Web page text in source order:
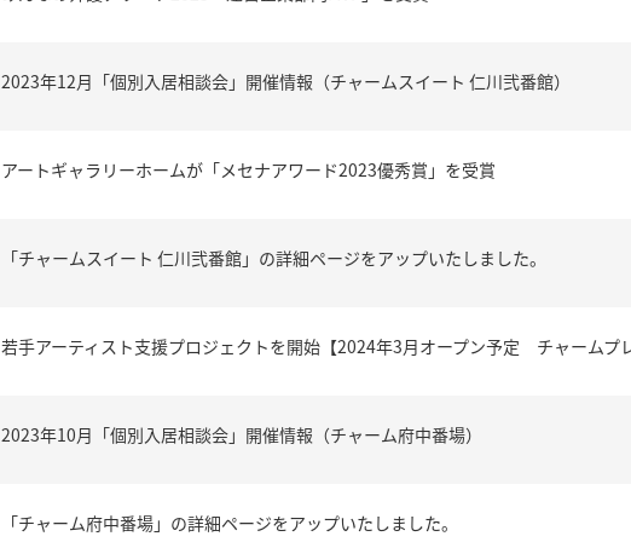
2023年12月「個別入居相談会」開催情報（チャームスイート 仁川弐番館）
アートギャラリーホームが「メセナアワード2023優秀賞」を受賞
「チャームスイート 仁川弐番館」の詳細ページをアップいたしました。
若手アーティスト支援プロジェクトを開始【2024年3月オープン予定 チャームプ
2023年10月「個別入居相談会」開催情報（チャーム府中番場）
「チャーム府中番場」の詳細ページをアップいたしました。